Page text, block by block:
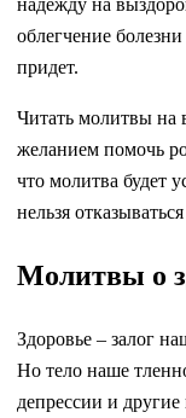
надежду на
облегчение
придет.
Читать молитвы на
желанием помочь
что молитва будет
нельзя
Молитвы о
Здоровье – залог
Но тело наше
депрессии и